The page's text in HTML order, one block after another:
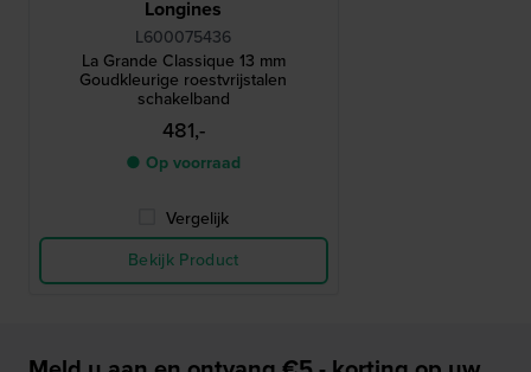
Longines
L600075436
La Grande Classique 13 mm
Goudkleurige roestvrijstalen
schakelband
481,-
● Op voorraad
Vergelijk
Bekijk Product